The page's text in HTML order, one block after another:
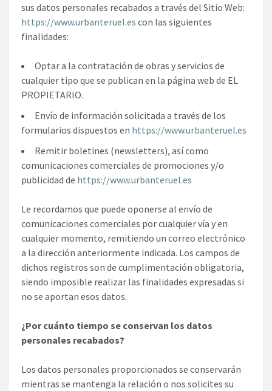
sus datos personales recabados a través del Sitio Web:
https://www.urbanteruel.es con las siguientes
finalidades:
Optar a la contratación de obras y servicios de
cualquier tipo que se publican en la página web de EL
PROPIETARIO.
Envío de información solicitada a través de los
formularios dispuestos en https://www.urbanteruel.es
Remitir boletines (newsletters), así como
comunicaciones comerciales de promociones y/o
publicidad de https://www.urbanteruel.es
Le recordamos que puede oponerse al envío de
comunicaciones comerciales por cualquier vía y en
cualquier momento, remitiendo un correo electrónico
a la dirección anteriormente indicada. Los campos de
dichos registros son de cumplimentación obligatoria,
siendo imposible realizar las finalidades expresadas si
no se aportan esos datos.
¿Por cuánto tiempo se conservan los datos
personales recabados?
Los datos personales proporcionados se conservarán
mientras se mantenga la relación o nos solicites su